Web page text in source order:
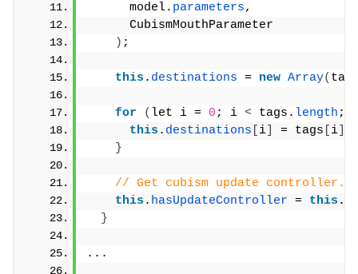
      model.
parameters,
      CubismMouthParameter
) ;
this . destinations = new Array(
for ( let i = 0 ; i < tags. length ;
this . destinations i = tags i
}
// Get cubism update controller.
this . hasUpdateController = this .
}
...